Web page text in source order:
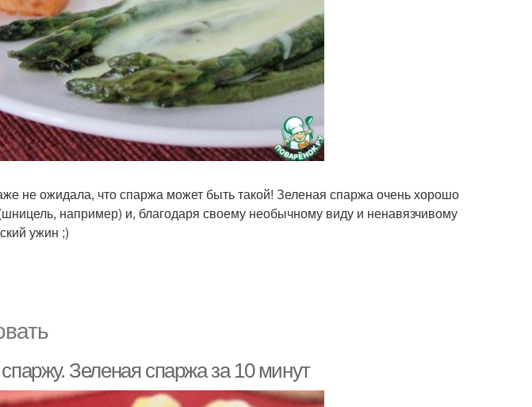
не ожидала, что спаржа может быть такой! Зеленая спаржа очень хорошо
например) и, благодаря своему необычному виду и ненавязчивому
ужин ;)
Зеленая спаржа за 10 минут